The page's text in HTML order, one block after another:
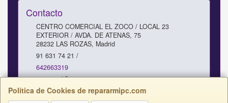
Política de Cookies de repararmipc.com
Contacto
CENTRO COMERCIAL EL ZOCO / LOCAL 23
EXTERIOR / AVDA. DE ATENAS, 75
28232 LAS ROZAS, Madrid
91 631 74 21 /
642663319
comercial@repararmipc.com